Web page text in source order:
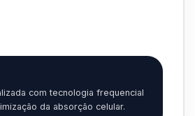
com tecnologia frequencial
da absorção celular.